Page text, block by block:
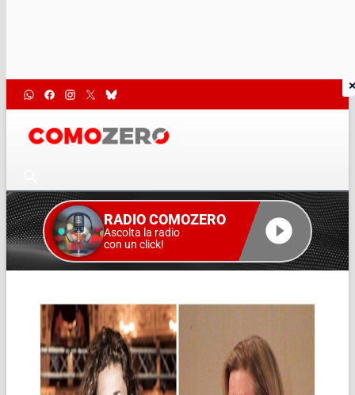
RADIO COMOZERO
Ascolta la radio
con un click!